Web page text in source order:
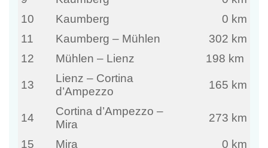
10
Kaumberg
0 km
11
Kaumberg – Mühlen
302 km
12
Mühlen – Lienz 198 km
13
Lienz – Cortina
d’Ampezzo
165 km
14
Cortina d’Ampezzo –
Mira
273 km
15 Mira
0 km